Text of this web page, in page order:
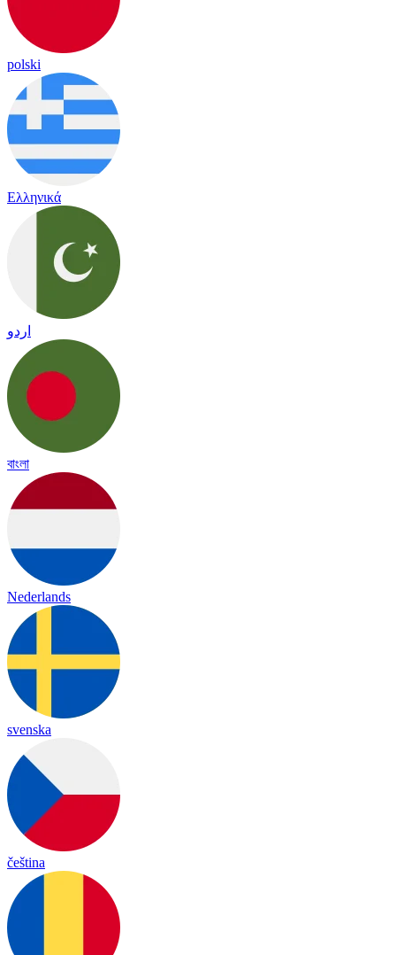
polski
Ελληνικά
اردو
বাংলা
Nederlands
svenska
čeština